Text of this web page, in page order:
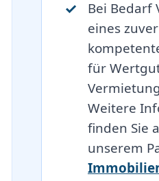
Bei Bedarf
eines
für
Weitere
finden Sie
unserem